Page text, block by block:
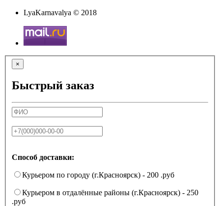
LyaKarnavalya © 2018
×
Быстрый заказ
Способ доставки:
Курьером по городу (г.Красноярск) - 200 .руб
Курьером в отдалённые районы (г.Красноярск) - 250
.руб